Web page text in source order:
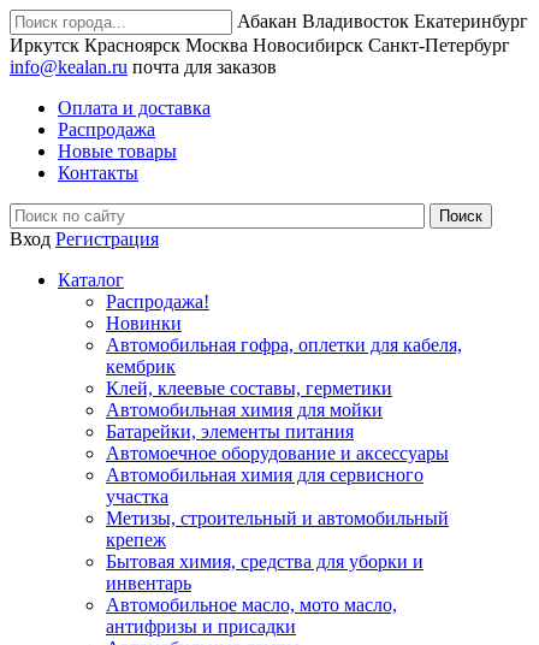
Абакан Владивосток Екатеринбург
Иркутск Красноярск Москва Новосибирск Санкт-Петербург
info@kealan.ru почта для заказов
Оплата и доставка
Распродажа
Новые товары
Контакты
Вход Регистрация
Каталог
Распродажа!
Новинки
Автомобильная гофра, оплетки для кабеля,
кембрик
Клей, клеевые составы, герметики
Автомобильная химия для мойки
Батарейки, элементы питания
Автомоечное оборудование и аксессуары
Автомобильная химия для сервисного
участка
Метизы, строительный и автомобильный
крепеж
Бытовая химия, средства для уборки и
инвентарь
Автомобильное масло, мото масло,
антифризы и присадки